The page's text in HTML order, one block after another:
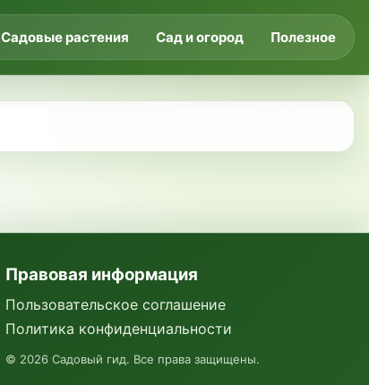
Садовые растения Сад и огород Полезное
Правовая информация
Пользовательское соглашение
Политика конфиденциальности
© 2026 Садовый гид. Все права защищены.